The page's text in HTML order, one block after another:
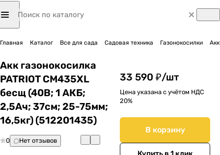
Главная Каталог Все для сада Садовая техника Газонокосилки
Акк газонокосилка
PATRIOT CM435XL
бесщ (40В; 1 АКБ;
2,5Ач; 37cм; 25-75мм;
16,5кг) (512201435)
0 Нет отзывов
33 590 ₽/шт
Цена указана с учётом НДС
20%
В корзину